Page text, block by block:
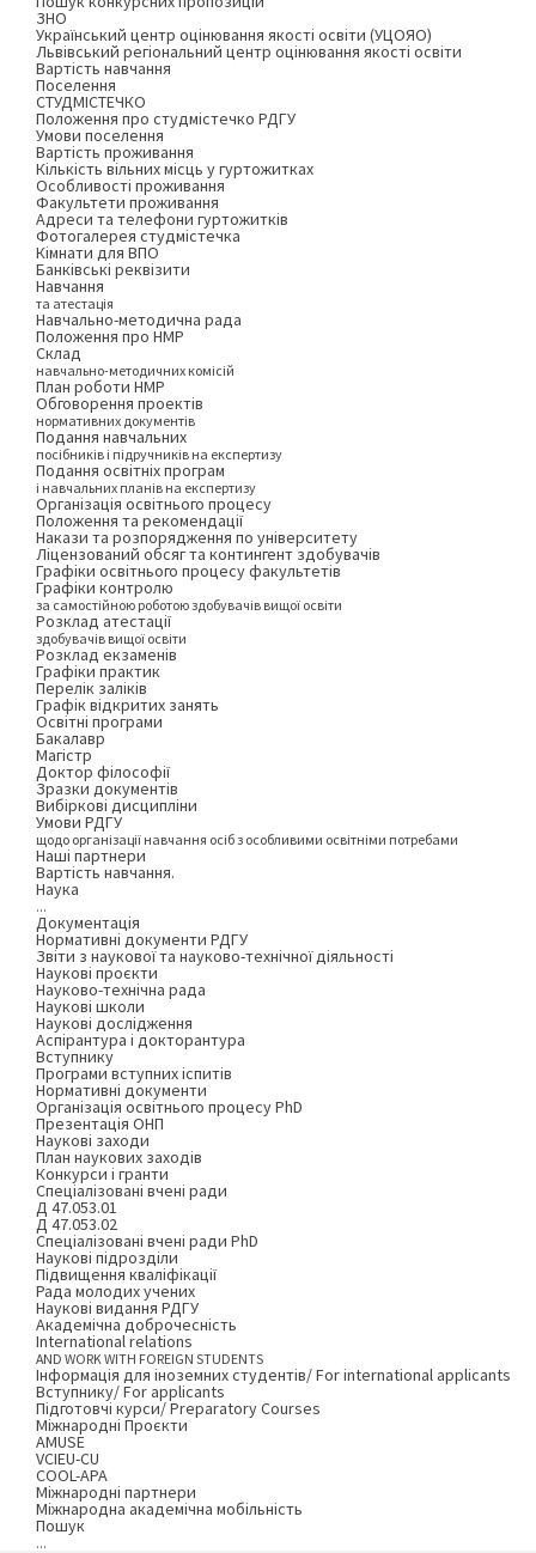
ЗНО
Український центр оцінювання якості освіти (УЦОЯО)
Львівський регіональний центр оцінювання якості освіти
Вартість навчання
Поселення
СТУДМІСТЕЧКО
Положення про студмістечко РДГУ
Умови поселення
Вартість проживання
Кількість вільних місць у гуртожитках
Особливості проживання
Факультети проживання
Адреси та телефони гуртожитків
Фотогалерея студмістечка
Кімнати для ВПО
Банківські реквізити
Навчання
та атестація
Навчально-методична рада
Положення про НМР
Склад
навчально-методичних комісій
План роботи НМР
Обговорення проектів
нормативних документів
Подання навчальних
посібників і підручників на експертизу
Подання освітніх програм
і навчальних планів на експертизу
Організація освітнього процесу
Положення та рекомендації
Накази та розпорядження по університету
Ліцензований обсяг та контингент здобувачів
Графіки освітнього процесу факультетів
Графіки контролю
за самостійною роботою здобувачів вищої освіти
Розклад атестації
здобувачів вищої освіти
Розклад екзаменів
Графіки практик
Перелік заліків
Графік відкритих занять
Освітні програми
Бакалавр
Магістр
Доктор філософії
Зразки документів
Вибіркові дисципліни
Умови РДГУ
щодо організації навчання осіб з особливими освітніми потребами
Наші партнери
Вартість навчання.
Наука
...
Документація
Нормативні документи РДГУ
Звіти з наукової та науково-технічної діяльності
Наукові проєкти
Науково-технічна рада
Наукові школи
Наукові дослідження
Аспірантура і докторантура
Вступнику
Програми вступних іспитів
Нормативні документи
Організація освітнього процесу PhD
Презентація ОНП
Наукові заходи
План наукових заходів
Конкурси і гранти
Спеціалізовані вчені ради
Д 47.053.01
Д 47.053.02
Спеціалізовані вчені ради PhD
Наукові підрозділи
Підвищення кваліфікації
Рада молодих учених
Наукові видання РДГУ
Академічна доброчесність
International relations
AND WORK WITH FOREIGN STUDENTS
Інформація для іноземних студентів/ For international applicants
Вступнику/ For applicants
Підготовчі курси/ Preparatory Courses
Міжнародні Проєкти
AMUSE
VCIEU-CU
COOL-APA
Міжнародні партнери
Міжнародна академічна мобільність
Пошук
...